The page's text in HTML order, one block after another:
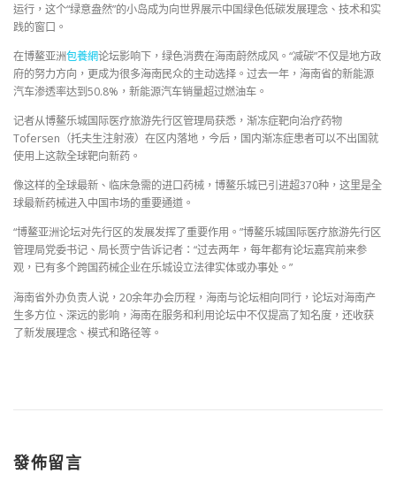
运行，这个“绿意盎然”的小岛成为向世界展示中国绿色低碳发展理念、技术和实
践的窗口。
在博鳌亚洲包養網论坛影响下，绿色消费在海南蔚然成风。“减碳”不仅是地方政
府的努力方向，更成为很多海南民众的主动选择。过去一年，海南省的新能源
汽车渗透率达到50.8%，新能源汽车销量超过燃油车。
记者从博鳌乐城国际医疗旅游先行区管理局获悉，渐冻症靶向治疗药物
Tofersen（托夫生注射液）在区内落地，今后，国内渐冻症患者可以不出国就
使用上这款全球靶向新药。
像这样的全球最新、临床急需的进口药械，博鳌乐城已引进超370种，这里是全
球最新药械进入中国市场的重要通道。
“博鳌亚洲论坛对先行区的发展发挥了重要作用。”博鳌乐城国际医疗旅游先行区
管理局党委书记、局长贾宁告诉记者：“过去两年，每年都有论坛嘉宾前来参
观，已有多个跨国药械企业在乐城设立法律实体或办事处。”
海南省外办负责人说，20余年办会历程，海南与论坛相向同行，论坛对海南产
生多方位、深远的影响，海南在服务和利用论坛中不仅提高了知名度，还收获
了新发展理念、模式和路径等。
發佈留言